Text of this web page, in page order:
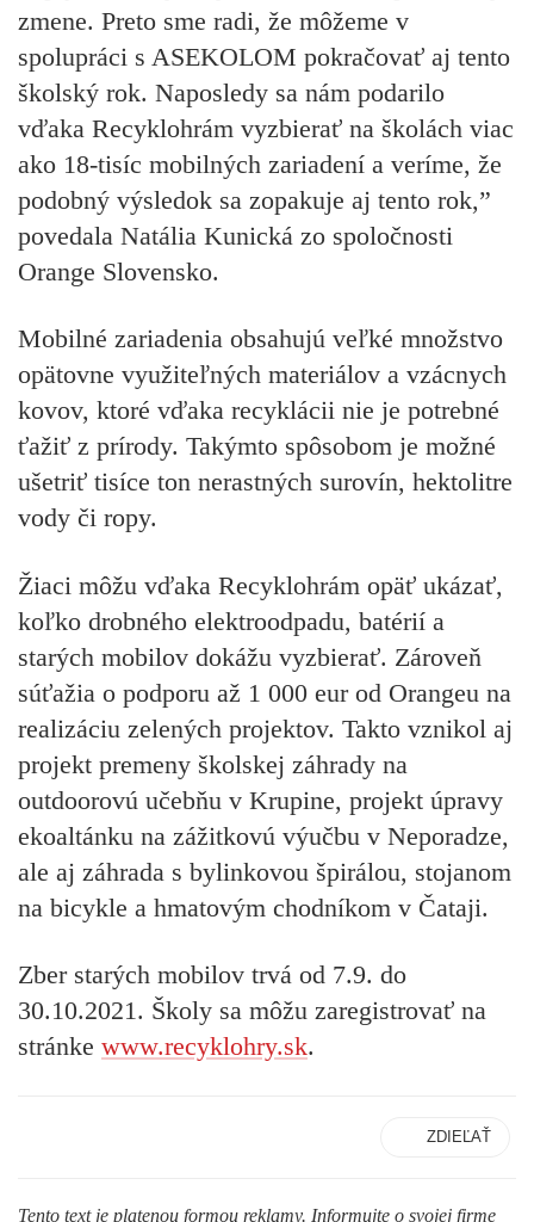
zmene. Preto sme radi, že môžeme v
spolupráci s ASEKOLOM pokračovať aj tento
školský rok. Naposledy sa nám podarilo
vďaka Recyklohrám vyzbierať na školách viac
ako 18-tisíc mobilných zariadení a veríme, že
podobný výsledok sa zopakuje aj tento rok,”
povedala Natália Kunická zo spoločnosti
Orange Slovensko.
Mobilné zariadenia obsahujú veľké množstvo
opätovne využiteľných materiálov a vzácnych
kovov, ktoré vďaka recyklácii nie je potrebné
ťažiť z prírody. Takýmto spôsobom je možné
ušetriť tisíce ton nerastných surovín, hektolitre
vody či ropy.
Žiaci môžu vďaka Recyklohrám opäť ukázať,
koľko drobného elektroodpadu, batérií a
starých mobilov dokážu vyzbierať. Zároveň
súťažia o podporu až 1 000 eur od Orangeu na
realizáciu zelených projektov. Takto vznikol aj
projekt premeny školskej záhrady na
outdoorovú učebňu v Krupine, projekt úpravy
ekoaltánku na zážitkovú výučbu v Neporadze,
ale aj záhrada s bylinkovou špirálou, stojanom
na bicykle a hmatovým chodníkom v Čataji.
Zber starých mobilov trvá od 7.9. do
30.10.2021. Školy sa môžu zaregistrovať na
stránke www.recyklohry.sk.
ZDIEĽAŤ
Tento text je platenou formou reklamy. Informujte o svojej firme